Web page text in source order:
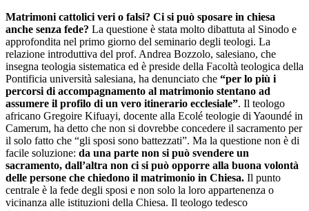
Matrimoni cattolici veri o falsi? Ci si può sposare in chiesa
anche senza fede? La questione è stata molto dibattuta al Sinodo e
approfondita nel primo giorno del seminario degli teologi. La
relazione introduttiva del prof. Andrea Bozzolo, salesiano, che
insegna teologia sistematica ed è preside della Facoltà teologica della
Pontificia università salesiana, ha denunciato che “per lo più i
percorsi di accompagnamento al matrimonio stentano ad
assumere il profilo di un vero itinerario ecclesiale”. Il teologo
africano Gregoire Kifuayi, docente alla Ecolé teologie di Yaoundé in
Camerum, ha detto che non si dovrebbe concedere il sacramento per
il solo fatto che “gli sposi sono battezzati”. Ma la questione non è di
facile soluzione: da una parte non si può svendere un
sacramento, dall’altra non ci si può opporre alla buona volontà
delle persone che chiedono il matrimonio in Chiesa. Il punto
centrale è la fede degli sposi e non solo la loro appartenenza o
vicinanza alle istituzioni della Chiesa. Il teologo tedesco